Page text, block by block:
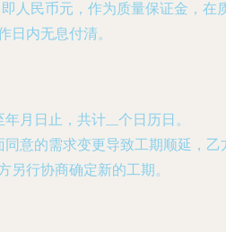
即人民币元，作为质量保证金，在
日内无息付清。
年 月 日止，共计 __个日历日。
意的需求变更导致工期顺延，乙
另行协商确定新的工期。